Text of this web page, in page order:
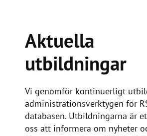
Aktuella
utbildningar
Vi genomför kontinuerligt
administrationsverktygen för
databasen. Utbildningarna är
oss att informera om nyheter